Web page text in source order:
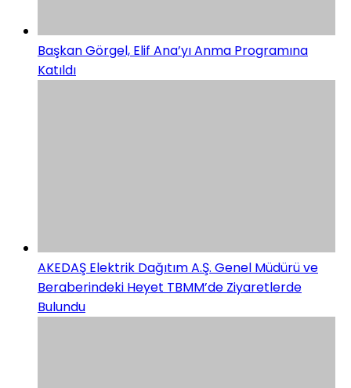
Başkan Görgel, Elif Ana’yı Anma Programına
Katıldı
AKEDAŞ Elektrik Dağıtım A.Ş. Genel Müdürü ve
Beraberindeki Heyet TBMM’de Ziyaretlerde
Bulundu